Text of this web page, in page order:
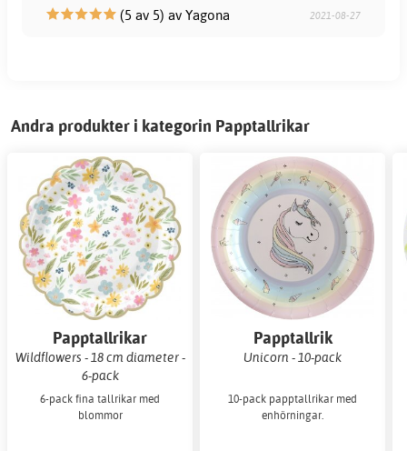
(5 av 5) av Yagona 2021-08-27
Andra produkter i kategorin Papptallrikar
Papptallrikar
Wildflowers - 18 cm diameter -
6-pack
6-pack fina tallrikar med
blommor
Papptallrik
Unicorn - 10-pack
10-pack papptallrikar med
enhörningar.